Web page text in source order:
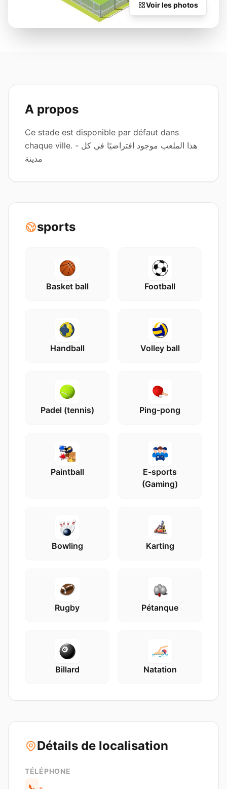
Voir les photos
A propos
Ce stade est disponible par défaut dans
chaque ville. - هذا الملعب موجود افتراضيًا في كل
مدينة
sports
Basket ball Football
Handball Volley ball
Padel (tennis) Ping-pong
Paintball
E-sports
(Gaming)
Bowling Karting
Rugby Pétanque
Billard Natation
Détails de localisation
TÉLÉPHONE